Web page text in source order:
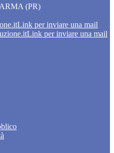
(PR)
Link per inviare una mail
Link per inviare una mail